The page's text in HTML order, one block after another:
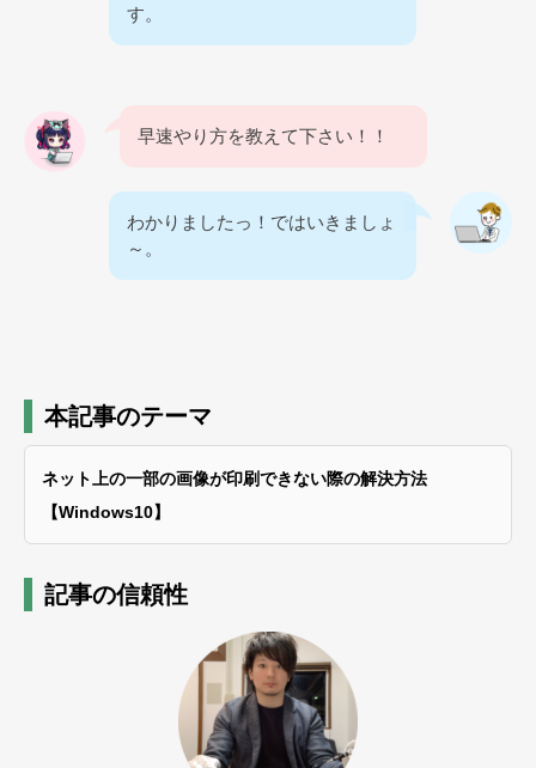
す。
早速やり方を教えて下さい！！
わかりましたっ！ではいきましょ
～。
本記事のテーマ
ネット上の一部の画像が印刷できない際の解決方法
【Windows10】
記事の信頼性